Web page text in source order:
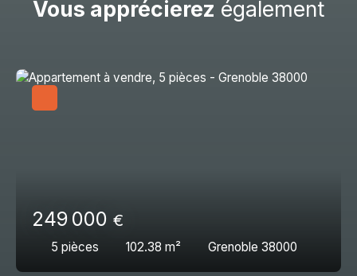
Vous apprécierez également
249 000 €
5 pièces 102.38 m² Grenoble 38000